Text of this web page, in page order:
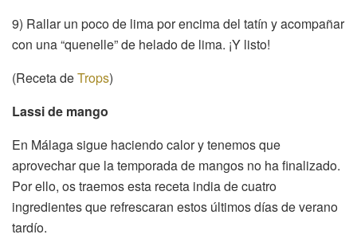
9) Rallar un poco de lima por encima del tatín y acompañar
con una “quenelle” de helado de lima. ¡Y listo!
(Receta deTrops)
Lassi de mango
En Málaga sigue haciendo calor y tenemos que
aprovechar que la temporada de mangos no ha finalizado.
Por ello, os traemos esta receta india de cuatro
ingredientes que refrescaran estos últimos días de verano
tardío.